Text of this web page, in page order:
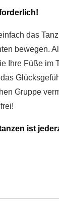
das
bewegen.
Ihre Füße im
Gruppe
ist